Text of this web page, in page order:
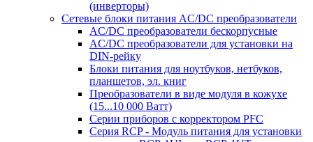
(инверторы)
Сетевые блоки питания AC/DC преобразователи
AC/DC преобразователи бескорпусные
AC/DC преобразователи для установки на
DIN-рейку
Блоки питания для ноутбуков, нетбуков,
планшетов, эл. книг
Преобразователи в виде модуля в кожухе
(15...10 000 Ватт)
Серии приборов с корректором PFC
Серия RCP - Модуль питания для установки